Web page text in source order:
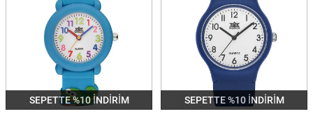
SEPETTE %10 İNDİRİM SEPETTE %10 İNDİRİM